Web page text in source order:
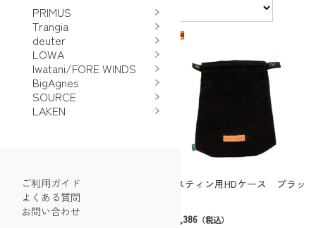
PRIMUS
Trangia
deuter
LOWA
Iwatani/FORE WINDS
BigAgnes
SOURCE
LAKEN
ご利用ガイド
よくある質問
お問い合わせ
並べ替え
トランギア209ラージメスティン
￥2,046 （税込）
通常価格 ￥3,410（税込）
メスティン用HDケース ブラッ
￥1,386 （税込）